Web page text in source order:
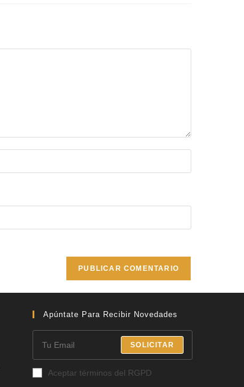
Apúntate Para Recibir Novedades
SOLICITAR
Aceptar términos del RGPD